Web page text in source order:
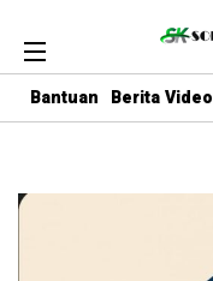
Bantuan Berita Video